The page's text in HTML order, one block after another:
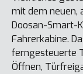
mit dem neuen,
Doosan-Smart-
Fahrerkabine.
ferngesteuerte
Öffnen,